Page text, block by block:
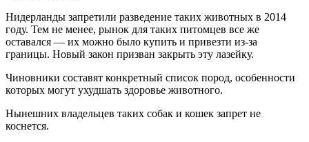
Нидерланды запретили разведение таких животных в 2014
году. Тем не менее, рынок для таких питомцев все же
оставался — их можно было купить и привезти из-за
границы. Новый закон призван закрыть эту лазейку.
Чиновники составят конкретный список пород, особенности
которых могут ухудшать здоровье животного.
Нынешних владельцев таких собак и кошек запрет не
коснется.